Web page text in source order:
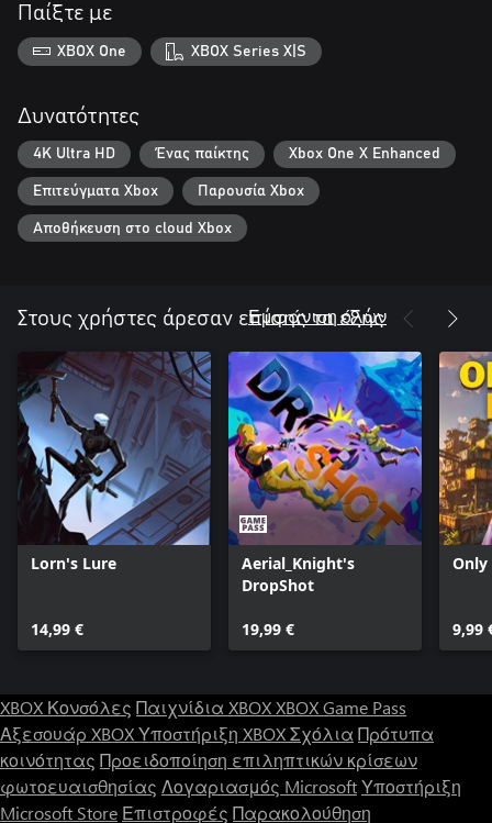
Παίξτε με
XBOX One XBOX Series X|S
Δυνατότητες
4K Ultra HD Ένας παίκτης Xbox One X Enhanced
Επιτεύγματα Xbox Παρουσία Xbox
Αποθήκευση στο cloud Xbox
Στους χρήστες άρεσαν επίσης τα εξής
Εμφάνιση όλων
Lorn's Lure
14,99 €
Aerial_Knight's
DropShot
19,99 €
Only
9,99
XBOX Κονσόλες Παιχνίδια XBOXXBOX Game Pass
Αξεσουάρ XBOXΥποστήριξη XBOXΣχόλια Πρότυπα
κοινότητας Προειδοποίηση επιληπτικών κρίσεων
φωτοευαισθησίας Λογαριασμός MicrosoftΥποστήριξη
Microsoft Store Επιστροφές Παρακολούθηση